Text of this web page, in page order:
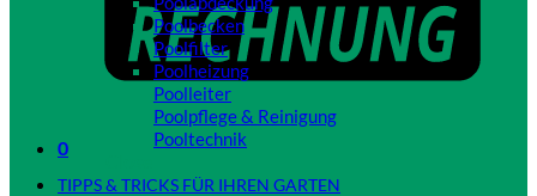
0
Poolbecken
Poolfilter
Poolheizung
Poolleiter
Poolpflege & Reinigung
Pooltechnik
TIPPS & TRICKS FÜR IHREN GARTEN